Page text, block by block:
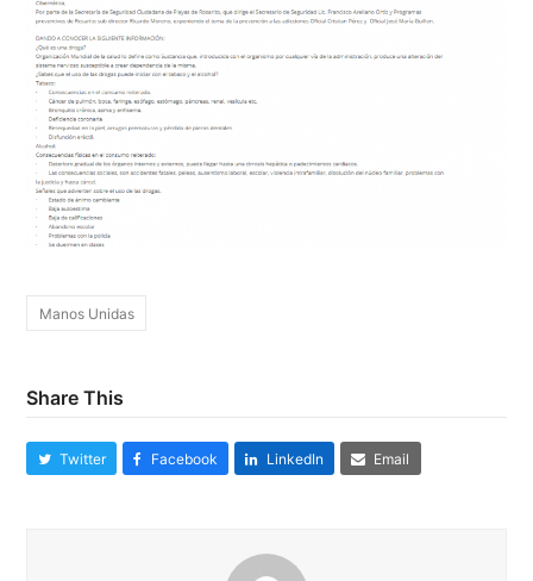
Manos Unidas
Share This
Twitter Facebook LinkedIn Email